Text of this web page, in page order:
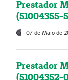
Prestador
(51004355-
07 de Maio de
Prestador
(51004352-